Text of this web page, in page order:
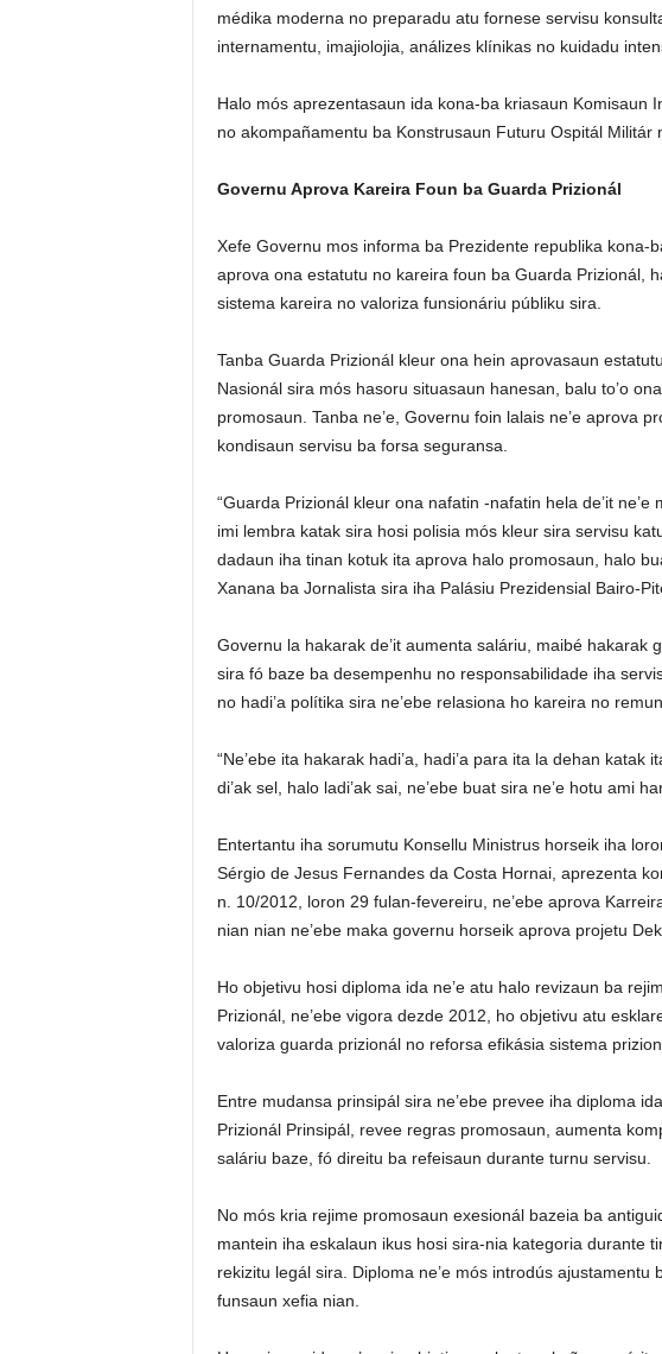
médika moderna no preparadu atu fornese servisu
internamentu, imajiolojia, análizes klínikas no kuidadu
Halo mós aprezentasaun ida kona-ba kriasaun Komisaun
no akompañamentu ba Konstrusaun Futuru Ospitál Militár
Governu Aprova Kareira Foun ba Guarda Prizionál
Xefe Governu mos informa ba Prezidente republika kona-
aprova ona estatutu no kareira foun ba Guarda Prizionál,
sistema kareira no valoriza funsionáriu públiku sira.
Tanba Guarda Prizionál kleur ona hein aprovasaun
Nasionál sira mós hasoru situasaun hanesan, balu to’o
promosaun. Tanba ne’e, Governu foin lalais ne’e aprova
kondisaun servisu ba forsa seguransa.
“Guarda Prizionál kleur ona nafatin -nafatin hela de’it
imi lembra katak sira hosi polisia mós kleur sira servisu
dadaun iha tinan kotuk ita aprova halo promosaun, halo
Xanana ba Jornalista sira iha Palásiu Prezidensial Bairo-
Governu la hakarak de’it aumenta saláriu, maibé hakarak
sira fó baze ba desempenhu no responsabilidade iha
no hadi’a polítika sira ne’ebe relasiona ho kareira no
“Ne’ebe ita hakarak hadi’a, hadi’a para ita la dehan katak
di’ak sel, halo ladi’ak sai, ne’ebe buat sira ne’e hotu ami
Entertantu iha sorumutu Konsellu Ministrus horseik iha
Sérgio de Jesus Fernandes da Costa Hornai, aprezenta
n. 10/2012, loron 29 fulan-fevereiru, ne’ebe aprova
nian nian ne’ebe maka governu horseik aprova projetu
Ho objetivu hosi diploma ida ne’e atu halo revizaun ba
Prizionál, ne’ebe vigora dezde 2012, ho objetivu atu
valoriza guarda prizionál no reforsa efikásia sistema
Entre mudansa prinsipál sira ne’ebe prevee iha diploma
Prizionál Prinsipál, revee regras promosaun, aumenta
saláriu baze, fó direitu ba refeisaun durante turnu servisu.
No mós kria rejime promosaun exesionál bazeia ba
mantein iha eskalaun ikus hosi sira-nia kategoria durante
rekizitu legál sira. Diploma ne’e mós introdús
funsaun xefia nian.